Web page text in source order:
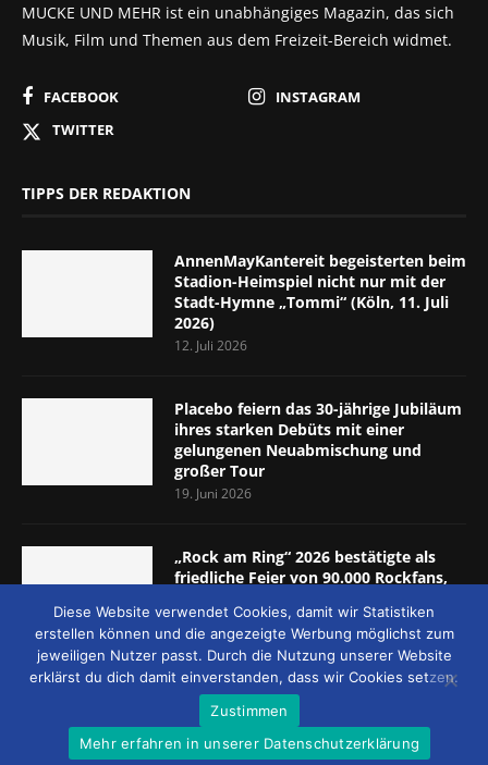
MUCKE UND MEHR ist ein unabhängiges Magazin, das sich
Musik, Film und Themen aus dem Freizeit-Bereich widmet.
FACEBOOK
INSTAGRAM
TWITTER
TIPPS DER REDAKTION
AnnenMayKantereit begeisterten beim
Stadion-Heimspiel nicht nur mit der
Stadt-Hymne „Tommi“ (Köln, 11. Juli
2026)
12. Juli 2026
Placebo feiern das 30-jährige Jubiläum
ihres starken Debüts mit einer
gelungenen Neuabmischung und
großer Tour
19. Juni 2026
„Rock am Ring“ 2026 bestätigte als
friedliche Feier von 90.000 Rockfans,
5.-7. Juni 2026)
8. Juni 2026
© 2026 - MUCKE UND MEHR
Diese Website verwendet Cookies, damit wir Statistiken
erstellen können und die angezeigte Werbung möglichst zum
jeweiligen Nutzer passt. Durch die Nutzung unserer Website
erklärst du dich damit einverstanden, dass wir Cookies setzen.
Zustimmen
Mehr erfahren in unserer Datenschutzerklärung